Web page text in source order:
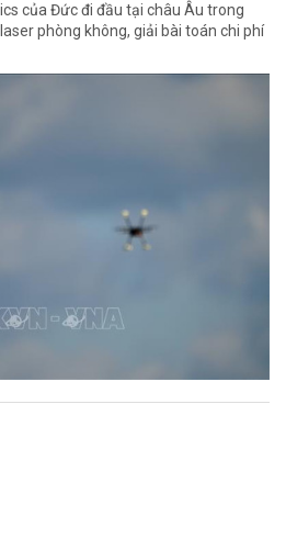
của Đức đi đầu tại châu Âu trong
phòng không, giải bài toán chi phí